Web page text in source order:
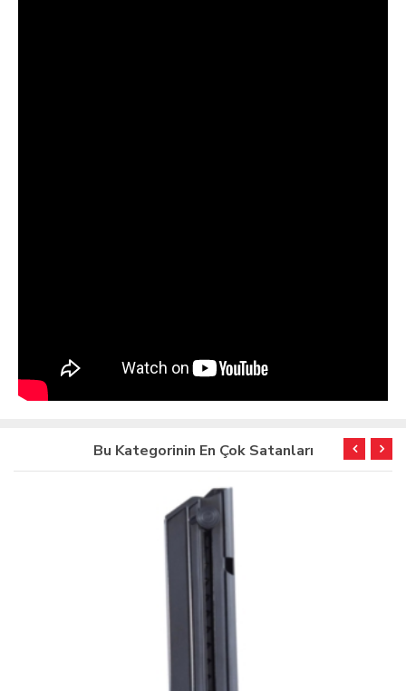
Bu Kategorinin En Çok Satanları